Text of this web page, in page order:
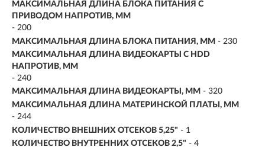
МАКСИМАЛЬНАЯ ДЛИНА БЛОКА ПИТАНИЯ С
ПРИВОДОМ НАПРОТИВ, ММ
- 200
МАКСИМАЛЬНАЯ ДЛИНА БЛОКА ПИТАНИЯ, ММ - 230
МАКСИМАЛЬНАЯ ДЛИНА ВИДЕОКАРТЫ С HDD
НАПРОТИВ, ММ
- 240
МАКСИМАЛЬНАЯ ДЛИНА ВИДЕОКАРТЫ, ММ - 320
МАКСИМАЛЬНАЯ ДЛИНА МАТЕРИНСКОЙ ПЛАТЫ, ММ
- 244
КОЛИЧЕСТВО ВНЕШНИХ ОТСЕКОВ 5,25" - 1
КОЛИЧЕСТВО ВНУТРЕННИХ ОТСЕКОВ 2,5" - 4